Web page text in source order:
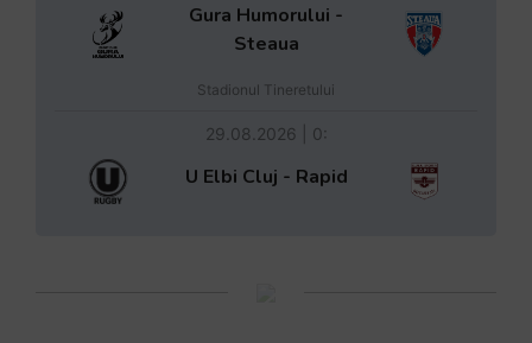
Gura Humorului -
Steaua
Stadionul Tineretului
29.08.2026 | 0:
U Elbi Cluj - Rapid